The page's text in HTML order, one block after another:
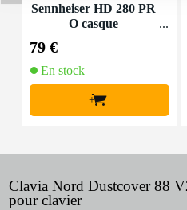
Sennheiser HD 280 PR
O casque
79 €
En stock
+
Clavia Nord Dustcover 88
pour clavier